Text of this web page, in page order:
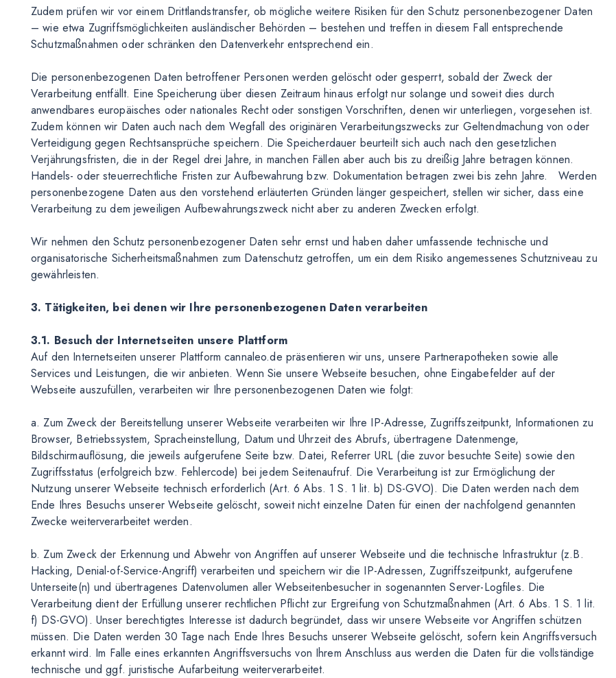
Zudem prüfen wir vor einem Drittlandstransfer, ob mögliche weitere Risiken für den Schutz personenbezogener Daten
– wie etwa Zugriffsmöglichkeiten ausländischer Behörden – bestehen und treffen in diesem Fall entsprechende
Schutzmaßnahmen oder schränken den Datenverkehr entsprechend ein.
Die personenbezogenen Daten betroffener Personen werden gelöscht oder gesperrt, sobald der Zweck der
Verarbeitung entfällt. Eine Speicherung über diesen Zeitraum hinaus erfolgt nur solange und soweit dies durch
anwendbares europäisches oder nationales Recht oder sonstigen Vorschriften, denen wir unterliegen, vorgesehen ist.
Zudem können wir Daten auch nach dem Wegfall des originären Verarbeitungszwecks zur Geltendmachung von oder
Verteidigung gegen Rechtsansprüche speichern. Die Speicherdauer beurteilt sich auch nach den gesetzlichen
Verjährungsfristen, die in der Regel drei Jahre, in manchen Fällen aber auch bis zu dreißig Jahre betragen können.
Handels- oder steuerrechtliche Fristen zur Aufbewahrung bzw. Dokumentation betragen zwei bis zehn Jahre. Werden
personenbezogene Daten aus den vorstehend erläuterten Gründen länger gespeichert, stellen wir sicher, dass eine
Verarbeitung zu dem jeweiligen Aufbewahrungszweck nicht aber zu anderen Zwecken erfolgt.
Wir nehmen den Schutz personenbezogener Daten sehr ernst und haben daher umfassende technische und
organisatorische Sicherheitsmaßnahmen zum Datenschutz getroffen, um ein dem Risiko angemessenes Schutzniveau zu
gewährleisten.
3. Tätigkeiten, bei denen wir Ihre personenbezogenen Daten verarbeiten
3.1. Besuch der Internetseiten unsere Plattform
Auf den Internetseiten unserer Plattform cannaleo.de präsentieren wir uns, unsere Partnerapotheken sowie alle
Services und Leistungen, die wir anbieten. Wenn Sie unsere Webseite besuchen, ohne Eingabefelder auf der
Webseite auszufüllen, verarbeiten wir Ihre personenbezogenen Daten wie folgt:
a. Zum Zweck der Bereitstellung unserer Webseite verarbeiten wir Ihre IP-Adresse, Zugriffszeitpunkt, Informationen zu
Browser, Betriebssystem, Spracheinstellung, Datum und Uhrzeit des Abrufs, übertragene Datenmenge,
Bildschirmauflösung, die jeweils aufgerufene Seite bzw. Datei, Referrer URL (die zuvor besuchte Seite) sowie den
Zugriffsstatus (erfolgreich bzw. Fehlercode) bei jedem Seitenaufruf. Die Verarbeitung ist zur Ermöglichung der
Nutzung unserer Webseite technisch erforderlich (Art. 6 Abs. 1 S. 1 lit. b) DS-GVO). Die Daten werden nach dem
Ende Ihres Besuchs unserer Webseite gelöscht, soweit nicht einzelne Daten für einen der nachfolgend genannten
Zwecke weiterverarbeitet werden.
b. Zum Zweck der Erkennung und Abwehr von Angriffen auf unserer Webseite und die technische Infrastruktur (z.B.
Hacking, Denial-of-Service-Angriff) verarbeiten und speichern wir die IP-Adressen, Zugriffszeitpunkt, aufgerufene
Unterseite(n) und übertragenes Datenvolumen aller Webseitenbesucher in sogenannten Server-Logfiles. Die
Verarbeitung dient der Erfüllung unserer rechtlichen Pflicht zur Ergreifung von Schutzmaßnahmen (Art. 6 Abs. 1 S. 1 lit.
f) DS-GVO). Unser berechtigtes Interesse ist dadurch begründet, dass wir unsere Webseite vor Angriffen schützen
müssen. Die Daten werden 30 Tage nach Ende Ihres Besuchs unserer Webseite gelöscht, sofern kein Angriffsversuch
erkannt wird. Im Falle eines erkannten Angriffsversuchs von Ihrem Anschluss aus werden die Daten für die vollständige
technische und ggf. juristische Aufarbeitung weiterverarbeitet.